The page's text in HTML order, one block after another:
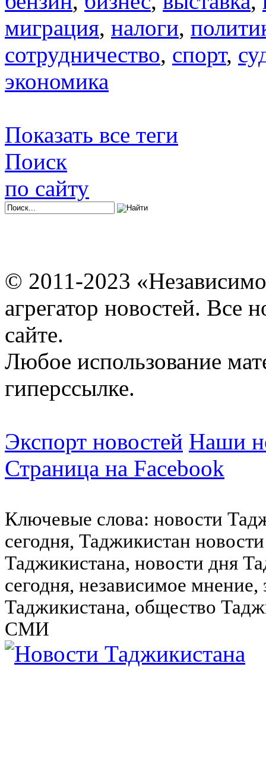
миграция, налоги,
сотрудничество, спорт,
экономика
Показать все теги
Поиск
по сайту
© 2011-2023
агрегатор новостей. Все
сайте.
Любое использование
гиперссылке.
Экспорт новостей Наши
Страница на Facebook
Ключевые слова: новости
сегодня, Таджикистан
Таджикистана, новости дня
сегодня, независимое
Таджикистана, общество
СМИ